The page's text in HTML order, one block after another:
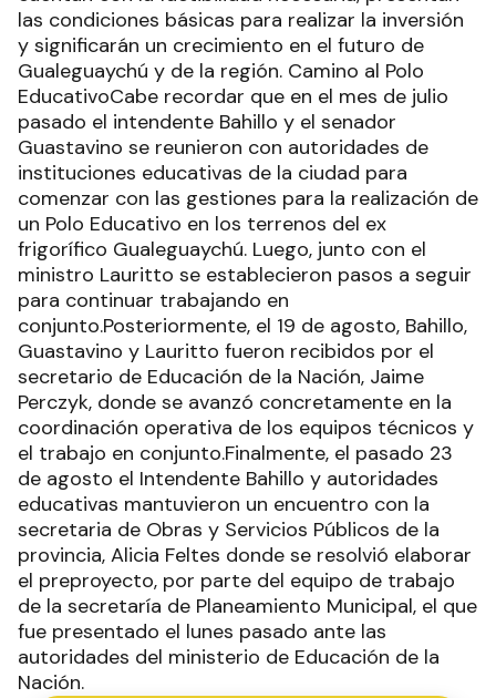
las condiciones básicas para realizar la inversión
y significarán un crecimiento en el futuro de
Gualeguaychú y de la región. Camino al Polo
EducativoCabe recordar que en el mes de julio
pasado el intendente Bahillo y el senador
Guastavino se reunieron con autoridades de
instituciones educativas de la ciudad para
comenzar con las gestiones para la realización de
un Polo Educativo en los terrenos del ex
frigorífico Gualeguaychú. Luego, junto con el
ministro Lauritto se establecieron pasos a seguir
para continuar trabajando en
conjunto.Posteriormente, el 19 de agosto, Bahillo,
Guastavino y Lauritto fueron recibidos por el
secretario de Educación de la Nación, Jaime
Perczyk, donde se avanzó concretamente en la
coordinación operativa de los equipos técnicos y
el trabajo en conjunto.Finalmente, el pasado 23
de agosto el Intendente Bahillo y autoridades
educativas mantuvieron un encuentro con la
secretaria de Obras y Servicios Públicos de la
provincia, Alicia Feltes donde se resolvió elaborar
el preproyecto, por parte del equipo de trabajo
de la secretaría de Planeamiento Municipal, el que
fue presentado el lunes pasado ante las
autoridades del ministerio de Educación de la
Nación.